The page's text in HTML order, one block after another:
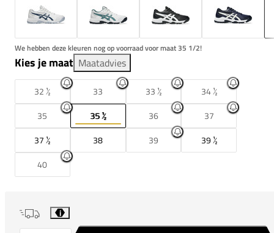
We hebben deze kleuren nog op voorraad voor maat 35 1/2!
Kies je maat Maatadvies
32 ½ 33 33 ½
34 ½
35
35 ½ 36
37
37 ½
38 39
39 ½
40
i